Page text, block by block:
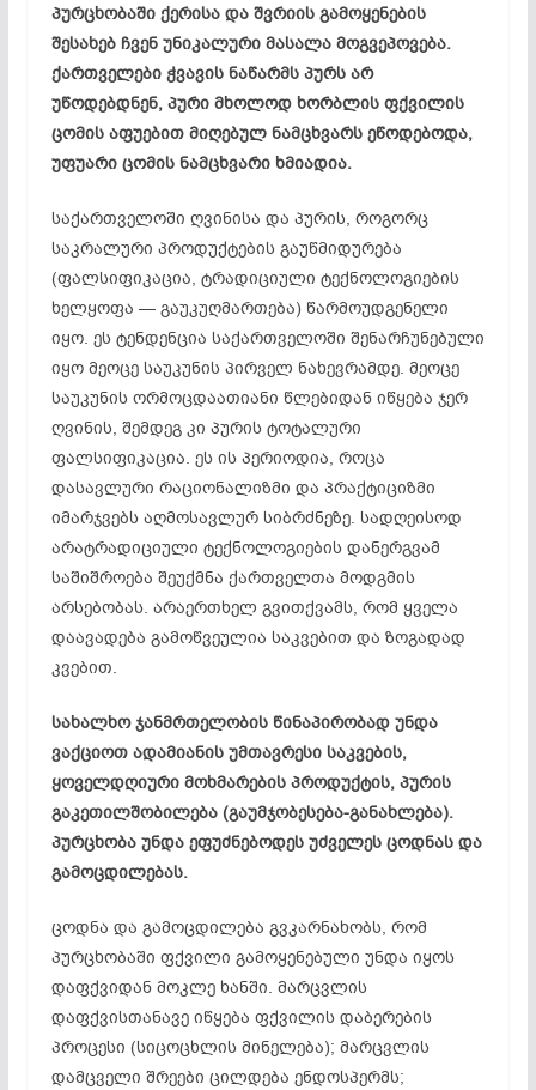
პურცხობაში ქერისა და შვრიის გამოყენების
შესახებ ჩვენ უნიკალური მასალა მოგვეპოვება.
ქართველები ჭვავის ნაწარმს პურს არ
უწოდებდნენ, პური მხოლოდ ხორბლის ფქვილის
ცომის აფუებით მიღებულ ნამცხვარს ეწოდებოდა,
უფუარი ცომის ნამცხვარი ხმიადია.
საქართველოში ღვინისა და პურის, როგორც
საკრალური პროდუქტების გაუწმიდურება
(ფალსიფიკაცია, ტრადიციული ტექნოლოგიების
ხელყოფა — გაუკუღმართება) წარმოუდგენელი
იყო. ეს ტენდენცია საქართველოში შენარჩუნებული
იყო მეოცე საუკუნის პირველ ნახევრამდე. მეოცე
საუკუნის ორმოცდაათიანი წლებიდან იწყება ჯერ
ღვინის, შემდეგ კი პურის ტოტალური
ფალსიფიკაცია. ეს ის პერიოდია, როცა
დასავლური რაციონალიზმი და პრაქტიციზმი
იმარჯვებს აღმოსავლურ სიბრძნეზე. სადღეისოდ
არატრადიციული ტექნოლოგიების დანერგვამ
საშიშროება შეუქმნა ქართველთა მოდგმის
არსებობას. არაერთხელ გვითქვამს, რომ ყველა
დაავადება გამოწვეულია საკვებით და ზოგადად
კვებით.
სახალხო ჯანმრთელობის წინაპირობად უნდა
ვაქციოთ ადამიანის უმთავრესი საკვების,
ყოველდღიური მოხმარების პროდუქტის, პურის
გაკეთილშობილება (გაუმჯობესება-განახლება).
პურცხობა უნდა ეფუძნებოდეს უძველეს ცოდნას და
გამოცდილებას.
ცოდნა და გამოცდილება გვკარნახობს, რომ
პურცხობაში ფქვილი გამოყენებული უნდა იყოს
დაფქვიდან მოკლე ხანში. მარცვლის
დაფქვისთანავე იწყება ფქვილის დაბერების
პროცესი (სიცოცხლის მინელება); მარცვლის
დამცველი შრეები ცილდება ენდოსპერმს;